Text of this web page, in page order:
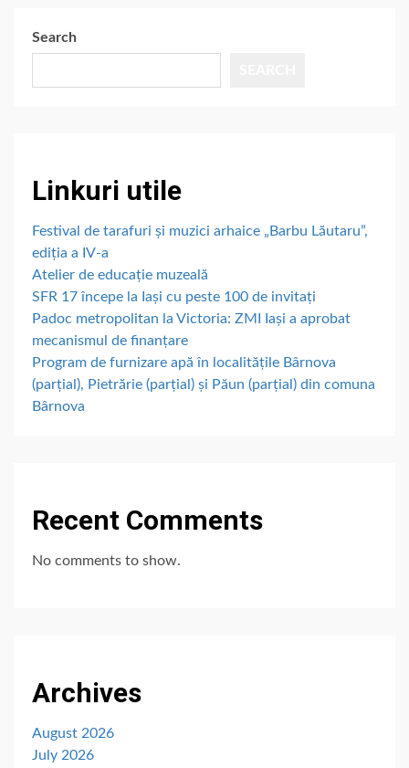
Search
Linkuri utile
Festival de tarafuri și muzici arhaice „Barbu Lăutaru”,
ediția a IV-a
Atelier de educație muzeală
SFR 17 începe la Iași cu peste 100 de invitați
Padoc metropolitan la Victoria: ZMI Iași a aprobat
mecanismul de finanțare
Program de furnizare apă în localitățile Bârnova
(parțial), Pietrărie (parțial) și Păun (parțial) din comuna
Bârnova
Recent Comments
No comments to show.
Archives
August 2026
July 2026